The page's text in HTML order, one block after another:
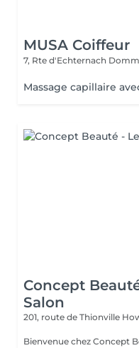
MUSA Coiffeur
7, Rte d'Echternach
Massage capillaire
Concept
Salon
201, route de Thionville
Bienvenue chez Concept Beauté L'Expérience